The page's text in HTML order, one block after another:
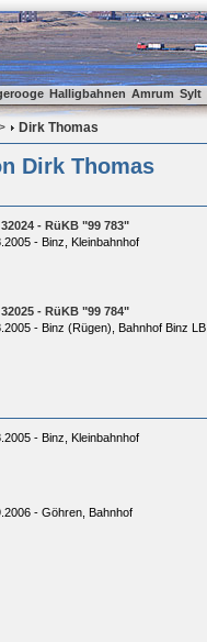
Halligbahnen Amrum Sylt
Dirk Thomas
Dirk Thomas
- RüKB "99 783"
- Binz, Kleinbahnhof
- RüKB "99 784"
- Binz (Rügen), Bahnhof Binz LB
- Binz, Kleinbahnhof
- Göhren, Bahnhof